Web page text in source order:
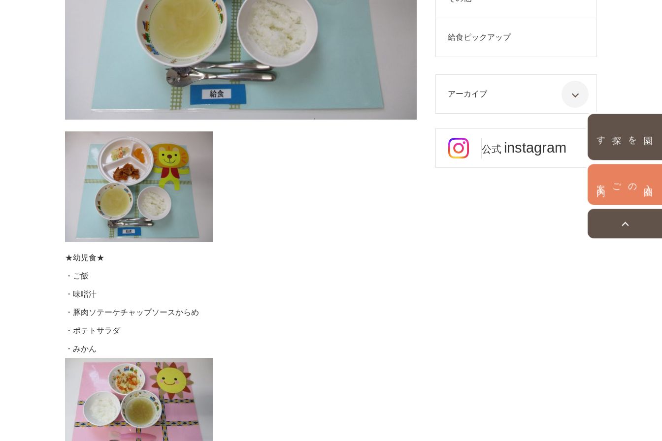
園を探す
★幼児食★
・ご飯
・味噌汁
・豚肉ソテーケチャップソースからめ
・ポテトサラダ
・みかん
給食ピックアップ
アーカイブ
公式 instagram